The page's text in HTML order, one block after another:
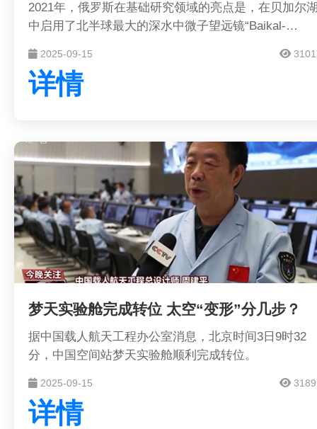
2021年，俄罗斯在基础研究领域的亮点是，在贝加尔
中启用了北半球最大的深水中微子望远镜“Baikal-
球物理学、水文学和淡水生物学现象，探索宇宙的产生
和进化过程。
2025-09-15
详情
梦天实验舱完成转位 太空“变形”分几步？
据中国载人航天工程办公室消息，北京时间3日9时32
分，中国空间站梦天实验舱顺利完成转位。
2025-09-15
详情